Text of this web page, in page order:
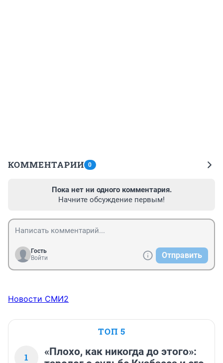
КОММЕНТАРИИ 0
Пока нет ни одного комментария.
Начните обсуждение первым!
Гость
Войти
Отправить
Новости СМИ2
ТОП 5
1
«Плохо, как никогда до этого»: